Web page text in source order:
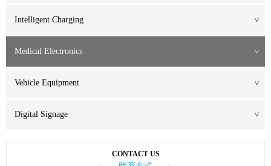
Intelligent Charging >
Medical Electronics >
Vehicle Equipment >
Digital Signage >
CONTACT US